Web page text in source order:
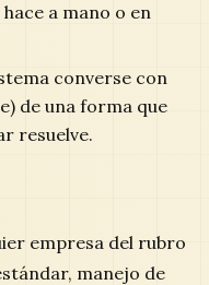
a mano o en
converse con
de una forma que
resuelve.
empresa del rubro
manejo de